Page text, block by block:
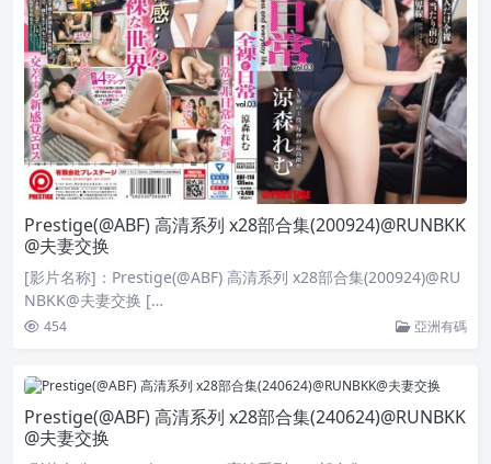
Prestige(@ABF) 高清系列 x28部合集(200924)@RUNBKK
@夫妻交换
[影片名称]：Prestige(@ABF) 高清系列 x28部合集(200924)@RU
NBKK@夫妻交换 […
454 亞洲有碼
Prestige(@ABF) 高清系列 x28部合集(240624)@RUNBKK
@夫妻交换